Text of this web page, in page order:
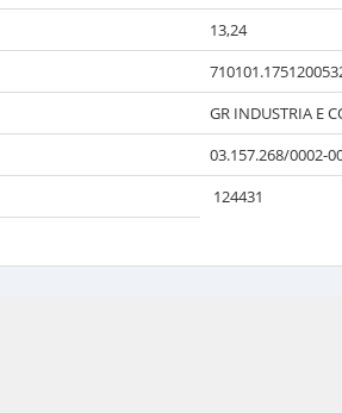
13,24
GR INDUSTRIA E
03.157.268/0002-
124431